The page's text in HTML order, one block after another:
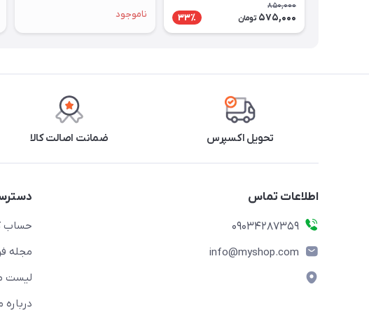
850,000
575,000 تومان 33٪ ناموجود
تحویل اکسپرس ضمانت اصالت کالا
اطلاعات تماس
09034287359
info@myshop.com
حساب
مجله
لیست
درباره